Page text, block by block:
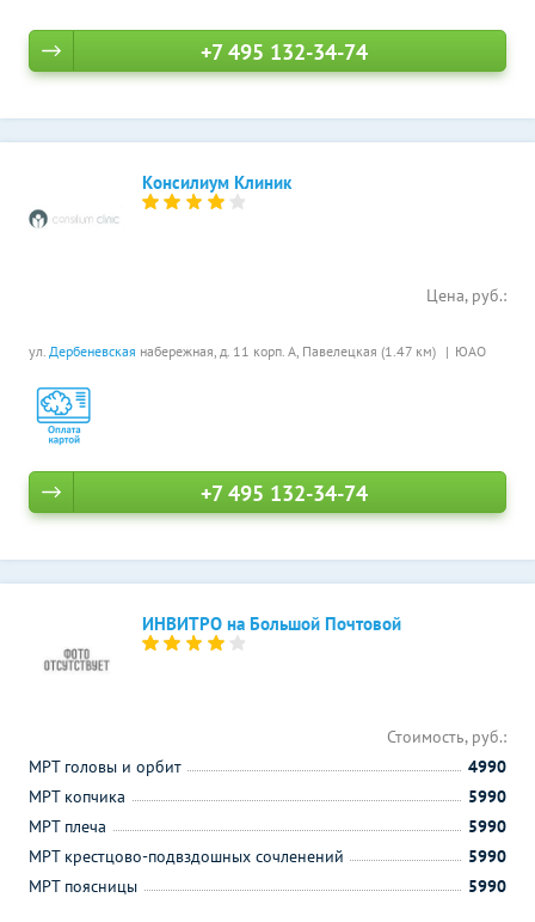
+7 495 132-34-74
Консилиум Клиник
ул. Дербеневская набережная, д. 11 корп. А, Павелецкая (1.47 км) ЮАО
Цена, руб.:
+7 495 132-34-74
ИНВИТРО на Большой Почтовой
Стоимость, руб.:
МРТ головы и орбит
4990
МРТ копчика
5990
МРТ плеча
5990
МРТ крестцово-подвздошных сочленений
5990
МРТ поясницы
5990